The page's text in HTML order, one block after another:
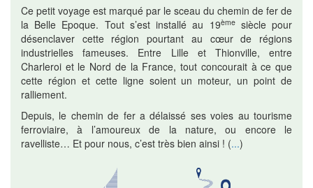
Ce petit voyage est marqué par le sceau du chemin de fer de
la Belle Epoque. Tout s’est installé au 19èmesiècle pour
désenclaver cette région pourtant au cœur de régions
industrielles fameuses. Entre Lille et Thionville, entre
Charleroi et le Nord de la France, tout concourait à ce que
cette région et cette ligne soient un moteur, un point de
ralliement.
Depuis, le chemin de fer a délaissé ses voies au tourisme
ferroviaire, à l’amoureux de la nature, ou encore le
ravelliste… Et pour nous, c’est très bien ainsi ! (...)